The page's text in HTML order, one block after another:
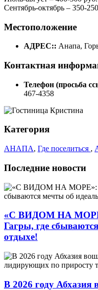
Сентябрь-октябрь – 350-
Местоположение
АДРЕС:: Анапа,
Контактная
Телефон (просьба
467-4358
Категория
АНАПА, Где поселиться ,
Последние новости
«С ВИДОМ НА
Гагры, где
отдыхе!
В 2026 году Абхазия